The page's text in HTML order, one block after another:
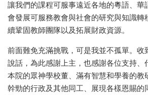
讓我們的課程可服事遠近各地的粵語、華
會發展可服務教會與社會的研究與知識轉
續鞏固教師團隊以及拓展財政資源。
前面難免充滿挑戰，可是我並不孤單。收
說話，為此感謝上主，也感謝各位支持、
本院的眾神學校董、滿有智慧和學養的教
幹勁的行政及其他同工、展現各樣恩賜的